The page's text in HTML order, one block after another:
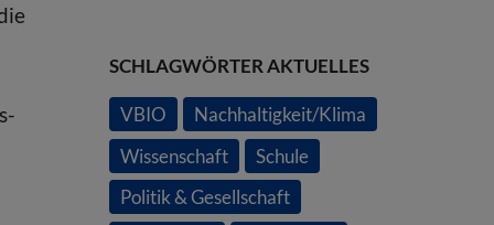
SCHLAGWÖRTER AKTUELLES
VBIO
Nachhaltigkeit/Klima
Wissenschaft
Schule
Politik & Gesellschaft